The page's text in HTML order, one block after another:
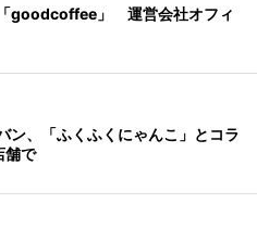
goodcoffee」 運営会社オフィ
ン、「ふくふくにゃんこ」とコラ
で